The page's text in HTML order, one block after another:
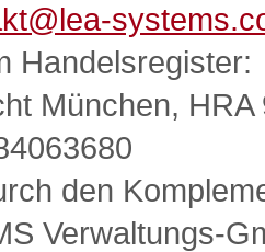
Handelsregister:
München, HRA
den
Verwaltungs-